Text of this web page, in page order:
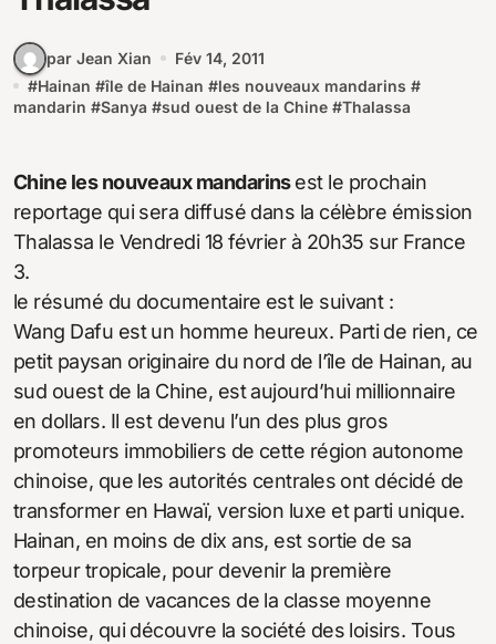
par Jean Xian
Fév 14, 2011
#Hainan #île de Hainan #les nouveaux mandarins #
mandarin #Sanya #sud ouest de la Chine #Thalassa
Chine les nouveaux mandarinsest le prochain
reportage qui sera diffusé dans la célèbre émission
Thalassa le Vendredi 18 février à 20h35 sur France
3.
le résumé du documentaire est le suivant :
Wang Dafu est un homme heureux. Parti de rien, ce
petit paysan originaire du nord de l’île de Hainan, au
sud ouest de la Chine, est aujourd’hui millionnaire
en dollars. Il est devenu l’un des plus gros
promoteurs immobiliers de cette région autonome
chinoise, que les autorités centrales ont décidé de
transformer en Hawaï, version luxe et parti unique.
Hainan, en moins de dix ans, est sortie de sa
torpeur tropicale, pour devenir la première
destination de vacances de la classe moyenne
chinoise, qui découvre la société des loisirs. Tous